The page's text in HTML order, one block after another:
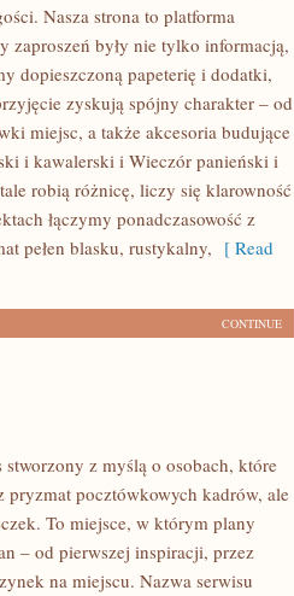
Nasza strona to platforma
zaproszeń były nie tylko informacją,
dopieszczoną papeterię i dodatki,
zyskują spójny charakter – od
miejsc, a także akcesoria budujące
i kawalerski i Wieczór panieński i
robią różnicę, liczy się klarowność
łączymy ponadczasowość z
pełen blasku, rustykalny, [ Read
CONTINUE
z myślą o osobach, które
pocztówkowych kadrów, ale
To miejsce, w którym plany
– od pierwszej inspiracji, przez
na miejscu. Nazwa serwisu